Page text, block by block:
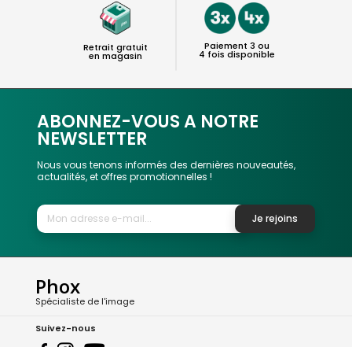
Retrait gratuit
en magasin
Paiement 3 ou
4 fois disponible
ABONNEZ-VOUS A NOTRE
NEWSLETTER
Nous vous tenons informés des dernières nouveautés,
actualités, et offres promotionnelles !
Je rejoins
Phox
Spécialiste de l'image
Suivez-nous